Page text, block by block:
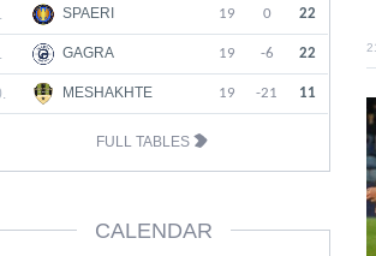
SPAERI 19 0 22
GAGRA 19 -6 22
MESHAKHTE 19 -21 11
FULL TABLES
CALENDAR